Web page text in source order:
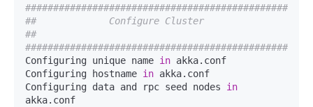
################################################
##             Configure Cluster
##
################################################
Configuring unique name in akka.conf
Configuring hostname in akka.conf
Configuring data and rpc seed nodes in
akka.conf